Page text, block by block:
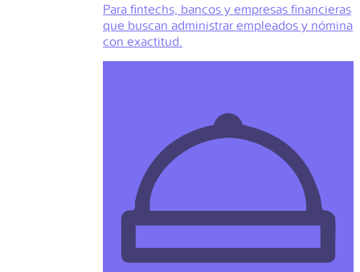
Para fintechs, bancos y empresas financieras
que buscan administrar empleados y nómina
con exactitud.